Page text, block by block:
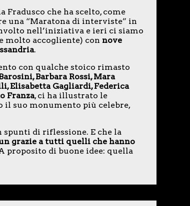
Fradusco che ha scelto, come
una “Maratona di interviste” in
nell’iniziativa e ieri ci siamo
molto accogliente) con nove
.
con qualche stoico rimasto
Barbara Rossi, Mara
Elisabetta Gagliardi, Federica
Franza, ci ha illustrato le
il suo monumento più celebre,
spunti di riflessione. E che la
grazie a tutti quelli che hanno
proposito di buone idee: quella